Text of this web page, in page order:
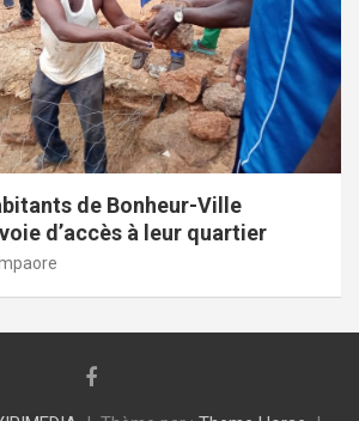
de Bonheur-Ville
d’accès à leur quartier